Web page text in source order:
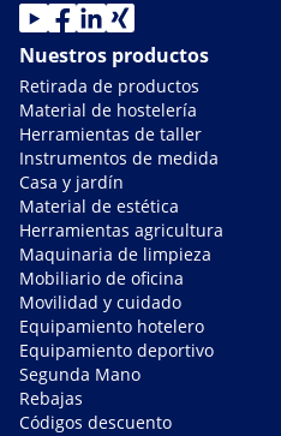
Nuestros productos
Retirada de productos
Material de hostelería
Herramientas de taller
Instrumentos de medida
Casa y jardín
Material de estética
Herramientas agricultura
Maquinaria de limpieza
Mobiliario de oficina
Movilidad y cuidado
Equipamiento hotelero
Equipamiento deportivo
Segunda Mano
Rebajas
Códigos descuento